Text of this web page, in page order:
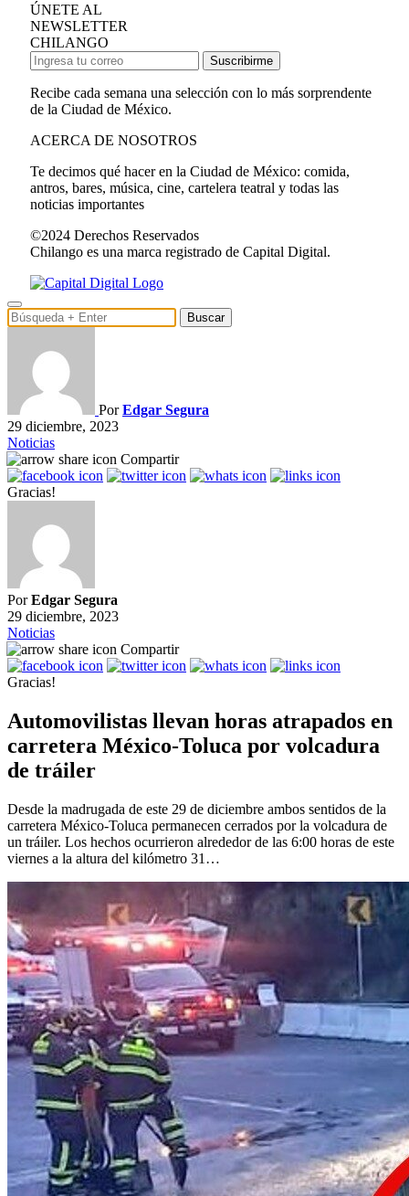
ÚNETE AL
NEWSLETTER
CHILANGO
Suscribirme
Recibe cada semana una selección con lo más sorprendente
de la Ciudad de México.
ACERCA DE NOSOTROS
Te decimos qué hacer en la Ciudad de México: comida,
antros, bares, música, cine, cartelera teatral y todas las
noticias importantes
©2024 Derechos Reservados
Chilango es una marca registrado de Capital Digital.
Buscar
PorEdgar Segura
29 diciembre, 2023
Noticias
Compartir
Gracias!
PorEdgar Segura
29 diciembre, 2023
Noticias
Compartir
Gracias!
Automovilistas llevan horas atrapados en
carretera México-Toluca por volcadura
de tráiler
Desde la madrugada de este 29 de diciembre ambos sentidos de la
carretera México-Toluca permanecen cerrados por la volcadura de
un tráiler. Los hechos ocurrieron alrededor de las 6:00 horas de este
viernes a la altura del kilómetro 31…